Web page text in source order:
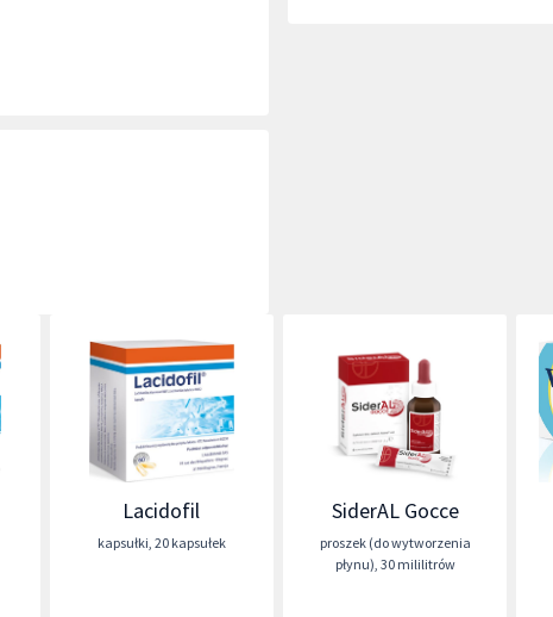
Lacidofil
kapsułki, 20 kapsułek
SiderAL Gocce
proszek (do wytworzenia
płynu), 30 mililitrów